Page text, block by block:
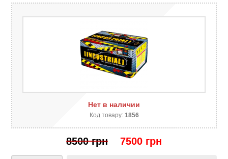
Нет в наличии
Код товару: 1856
8500 грн 7500 грн